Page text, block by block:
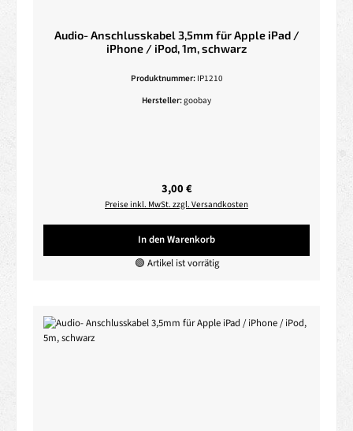
Audio- Anschlusskabel 3,5mm für Apple iPad /
iPhone / iPod, 1m, schwarz
Produktnummer: IP1210
Hersteller:goobay
Regulärer Preis:
3,00 €
Preise inkl. MwSt. zzgl. Versandkosten
In den Warenkorb
🟢 Artikel ist vorrätig